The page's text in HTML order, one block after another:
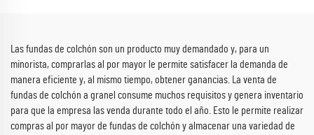
Las fundas de colchón son un producto muy demandado y, para un
minorista, comprarlas al por mayor le permite satisfacer la demanda de
manera eficiente y, al mismo tiempo, obtener ganancias. La venta de
fundas de colchón a granel consume muchos requisitos y genera inventario
para que la empresa las venda durante todo el año. Esto le permite realizar
compras al por mayor de fundas de colchón y almacenar una variedad de